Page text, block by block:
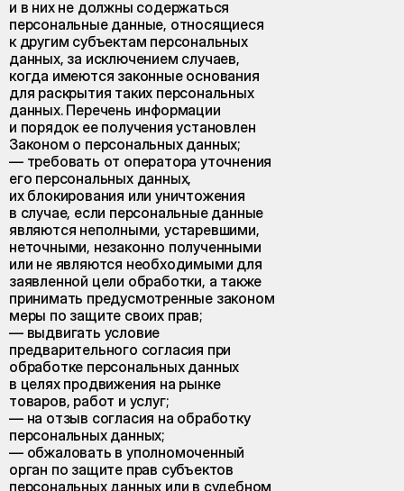
и в них не должны содержаться
персональные данные, относящиеся
к другим субъектам персональных
данных, за исключением случаев,
когда имеются законные основания
для раскрытия таких персональных
данных. Перечень информации
и порядок ее получения установлен
Законом о персональных данных;
— требовать от оператора уточнения
его персональных данных,
их блокирования или уничтожения
в случае, если персональные данные
являются неполными, устаревшими,
неточными, незаконно полученными
или не являются необходимыми для
заявленной цели обработки, а также
принимать предусмотренные законом
меры по защите своих прав;
— выдвигать условие
предварительного согласия при
обработке персональных данных
в целях продвижения на рынке
товаров, работ и услуг;
— на отзыв согласия на обработку
персональных данных;
— обжаловать в уполномоченный
орган по защите прав субъектов
персональных данных или в судебном